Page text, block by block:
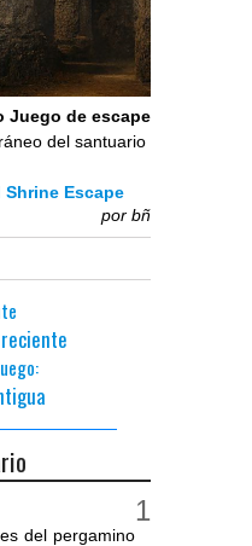
Juego de escape
del santuario
Escape
por bñ
del pergamino